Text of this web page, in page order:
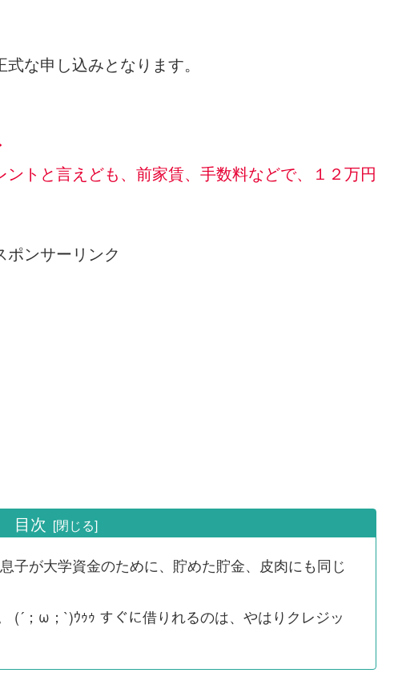
な申し込みとなります。
トと言えども、前家賃、手数料などで、１２万円
ポンサーリンク
目次
子が大学資金のために、貯めた貯金、皮肉にも同じ
(´；ω；`)ｳｩｩ すぐに借りれるのは、やはりクレジッ